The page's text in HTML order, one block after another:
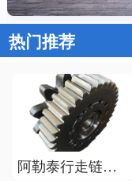
热门推荐
阿勒泰行走链轮总成